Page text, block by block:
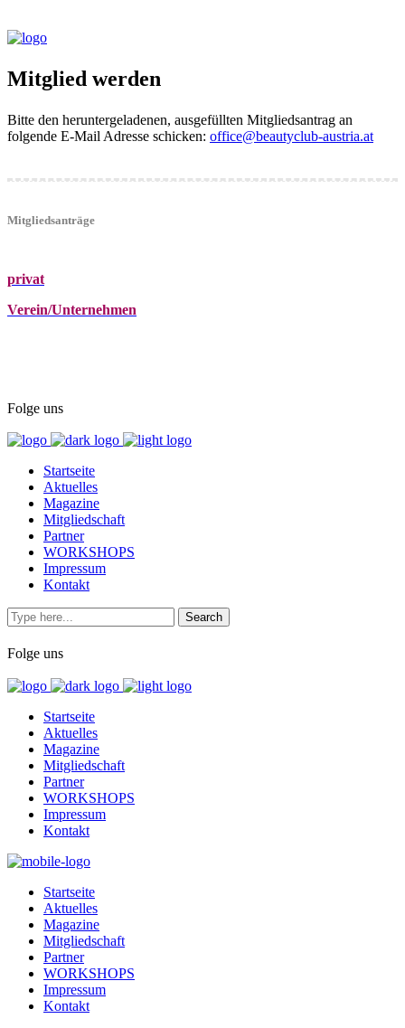
Mitglied werden
Bitte den heruntergeladenen, ausgefüllten Mitgliedsantrag an
folgende E-Mail Adresse schicken: office@beautyclub-austria.at
Mitgliedsanträge
privat
Verein/Unternehmen
Folge uns
Startseite
Aktuelles
Magazine
Mitgliedschaft
Partner
WORKSHOPS
Impressum
Kontakt
Folge uns
Startseite
Aktuelles
Magazine
Mitgliedschaft
Partner
WORKSHOPS
Impressum
Kontakt
Startseite
Aktuelles
Magazine
Mitgliedschaft
Partner
WORKSHOPS
Impressum
Kontakt